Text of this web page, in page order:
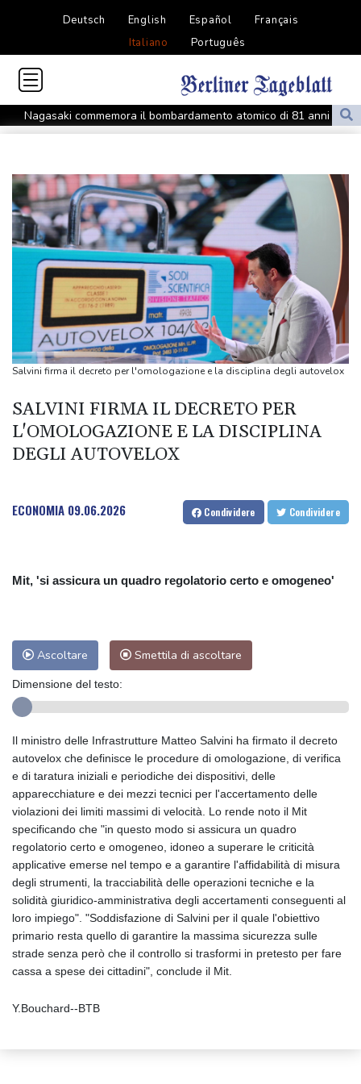
Deutsch English Español
Français
Italiano
Português
Nagasaki commemora il bombardamento atomico di 81 anni fa
Ankara, 'Egitto potrebbe essere il prossimo ad aderire al Patto
Ankara, 'Egitto potrebbe essere il prossimo ad aderire al Patto
della Mecca'
Tennis, n.1 al mondo Sabalenka sconfitta da Alexandrova a
Toronto
Tennis, n.1 al mondo Sabalenka sconfitta da Alexandrova a
Toronto
Odessa sotto attacco russo, danneggiati edifici e infrastrutture
Odessa sotto attacco russo, danneggiati edifici e infrastrutture
Teheran, 'se Usa non correggeranno il loro comportamento
Teheran, 'se Usa non correggeranno il loro comportamento
Hormuz resterà chiuso'
Malagò alla Gazzetta dello Sport, "Bianchedi capo delegazione
Salvini firma il decreto per l'omologazione e la disciplina degli autovelox
SALVINI FIRMA IL DECRETO PER
L'OMOLOGAZIONE E LA DISCIPLINA
DEGLI AUTOVELOX
ECONOMIA 09.06.2026 Condividere Condividere
Mit, 'si assicura un quadro regolatorio certo e omogeneo'
Ascoltare Smettila di ascoltare
Dimensione del testo:
Il ministro delle Infrastrutture Matteo Salvini ha firmato il decreto
autovelox che definisce le procedure di omologazione, di verifica
e di taratura iniziali e periodiche dei dispositivi, delle
apparecchiature e dei mezzi tecnici per l'accertamento delle
violazioni dei limiti massimi di velocità. Lo rende noto il Mit
specificando che "in questo modo si assicura un quadro
regolatorio certo e omogeneo, idoneo a superare le criticità
applicative emerse nel tempo e a garantire l'affidabilità di misura
degli strumenti, la tracciabilità delle operazioni tecniche e la
solidità giuridico-amministrativa degli accertamenti conseguenti al
loro impiego". "Soddisfazione di Salvini per il quale l'obiettivo
primario resta quello di garantire la massima sicurezza sulle
strade senza però che il controllo si trasformi in pretesto per fare
cassa a spese dei cittadini", conclude il Mit.
Y.Bouchard--BTB